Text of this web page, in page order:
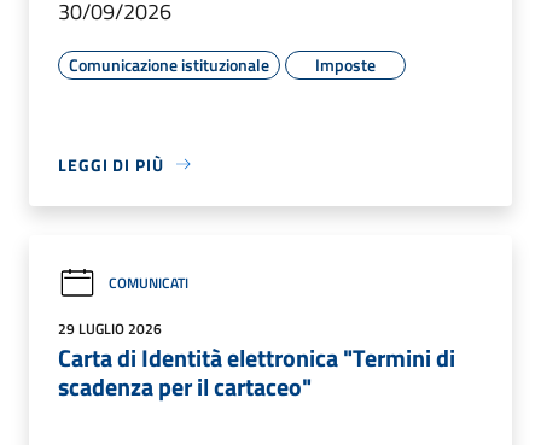
30/09/2026
Comunicazione istituzionale Imposte
LEGGI DI PIÙ
COMUNICATI
29 LUGLIO 2026
Carta di Identità elettronica "Termini di
scadenza per il cartaceo"